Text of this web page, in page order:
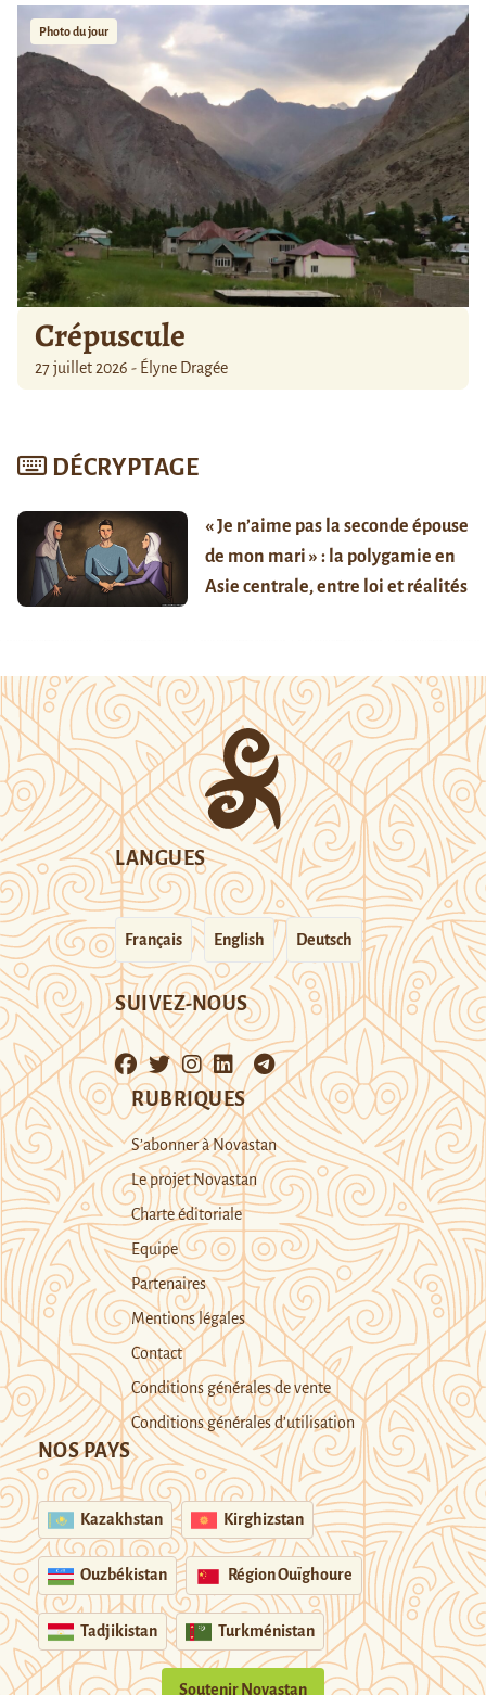
Photo du jour
Crépuscule
27 juillet 2026 - Élyne Dragée
DÉCRYPTAGE
« Je n’aime pas la seconde épouse
de mon mari » : la polygamie en
Asie centrale, entre loi et réalités
LANGUES
Français English Deutsch
SUIVEZ-NOUS
RUBRIQUES
S’abonner à Novastan
Le projet Novastan
Charte éditoriale
Equipe
Partenaires
Mentions légales
Contact
Conditions générales de vente
Conditions générales d’utilisation
NOS PAYS
Kazakhstan Kirghizstan
Ouzbékistan Région Ouïghoure
Tadjikistan Turkménistan
Soutenir Novastan